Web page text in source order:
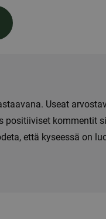
Useat
positiiviset kommentit
että kyseessä on